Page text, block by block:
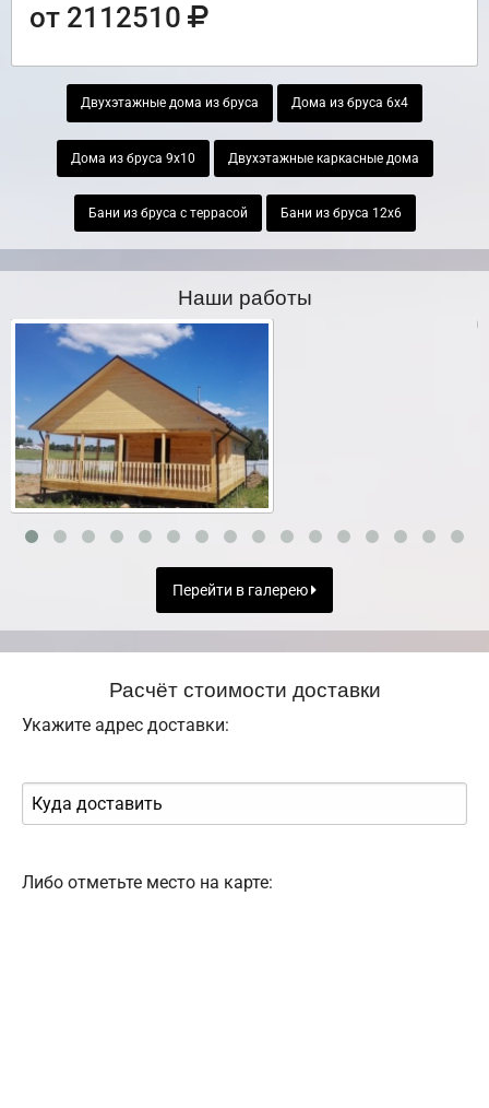
от 2112510
Двухэтажные дома из бруса Дома из бруса 6х4
Дома из бруса 9х10 Двухэтажные каркасные дома
Бани из бруса с террасой Бани из бруса 12х6
Наши работы
Перейти в галерею
Расчёт стоимости доставки
Укажите адрес доставки:
Либо отметьте место на карте: